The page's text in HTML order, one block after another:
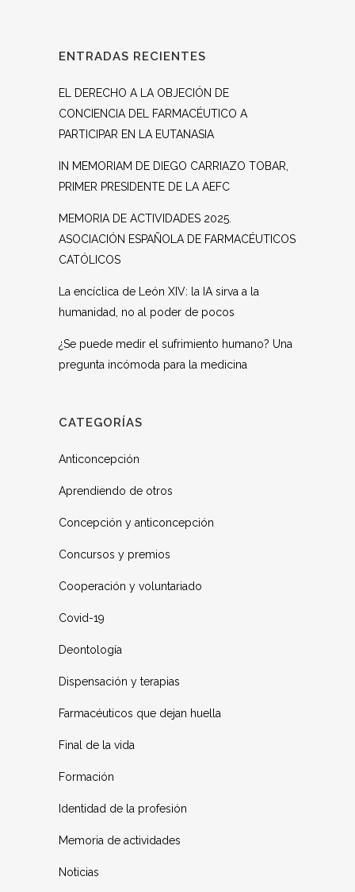
ENTRADAS RECIENTES
EL DERECHO A LA OBJECIÓN DE
CONCIENCIA DEL FARMACÉUTICO A
PARTICIPAR EN LA EUTANASIA
IN MEMORIAM DE DIEGO CARRIAZO TOBAR,
PRIMER PRESIDENTE DE LA AEFC
MEMORIA DE ACTIVIDADES 2025.
ASOCIACIÓN ESPAÑOLA DE FARMACÉUTICOS
CATÓLICOS
La encíclica de León XIV: la IA sirva a la
humanidad, no al poder de pocos
¿Se puede medir el sufrimiento humano? Una
pregunta incómoda para la medicina
CATEGORÍAS
Anticoncepción
Aprendiendo de otros
Concepción y anticoncepción
Concursos y premios
Cooperación y voluntariado
Covid-19
Deontología
Dispensación y terapias
Farmacéuticos que dejan huella
Final de la vida
Formación
Identidad de la profesión
Memoria de actividades
Noticias